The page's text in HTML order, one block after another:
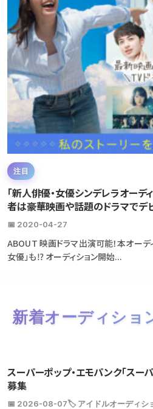
注目
「新人俳優・女優シンデレラオーデ
者は豪華映画や話題のドラマでデ
📅 2020-04-27
ABOUT 映画ドラマ出演可能！本オーデ
女優」も⁉ オーディション開始...
新着オーディショ
スーパーポップ・エモパンク「スー
募集
📅 2026-08-07🏷️ アイドルオーディシ